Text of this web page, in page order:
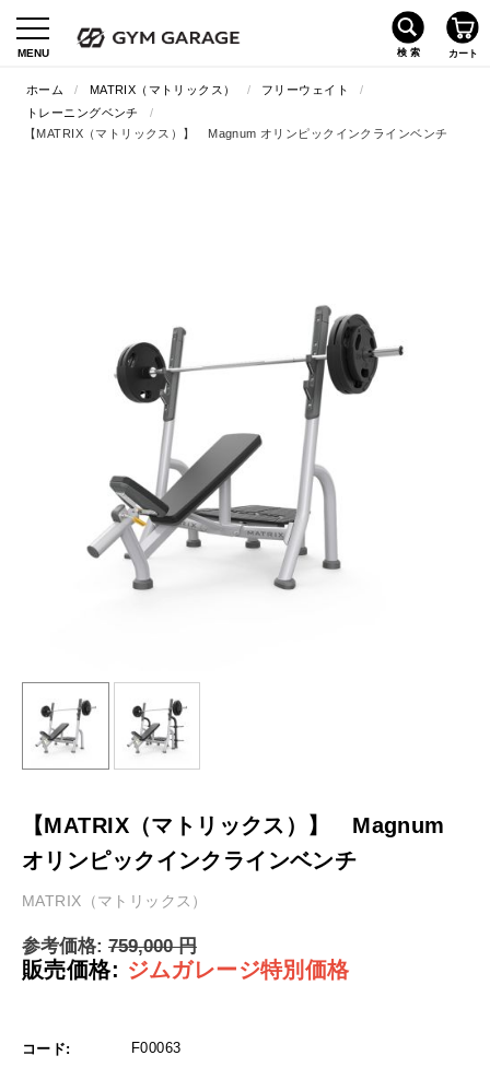
ホーム / MATRIX（マトリックス） / フリーウェイト
/
トレーニングベンチ
/
【MATRIX（マトリックス）】 Magnum オリンピックインクラインベンチ
【MATRIX（マトリックス）】 Magnum
オリンピックインクラインベンチ
MATRIX（マトリックス）
参考価格: 759,000 円
販売価格: ジムガレージ特別価格
コード: F00063